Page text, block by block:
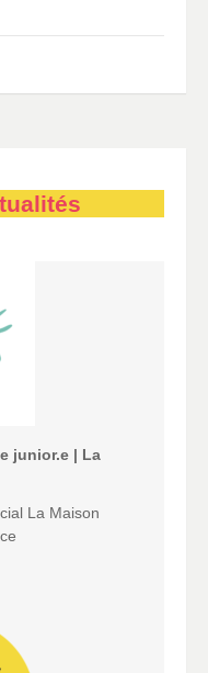
junior.e | La
La Maison